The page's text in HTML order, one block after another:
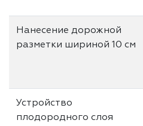
Нанесение дорожной
разметки шириной 10 см
Устройство
плодородного слоя